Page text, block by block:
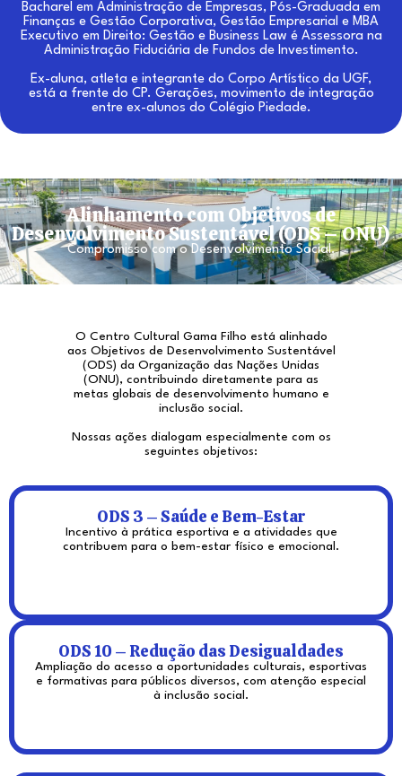
Bacharel em Administração de Empresas, Pós-Graduada em
Finanças e Gestão Corporativa, Gestão Empresarial e MBA
Executivo em Direito: Gestão e Business Law é Assessora na
Administração Fiduciária de Fundos de Investimento.
Ex-aluna, atleta e integrante do Corpo Artístico da UGF,
está a frente do CP. Gerações, movimento de integração
entre ex-alunos do Colégio Piedade.
Alinhamento com Objetivos de
Desenvolvimento Sustentável (ODS – ONU)
Compromisso com o Desenvolvimento Social.
O Centro Cultural Gama Filho está alinhado
aos Objetivos de Desenvolvimento Sustentável
(ODS) da Organização das Nações Unidas
(ONU), contribuindo diretamente para as
metas globais de desenvolvimento humano e
inclusão social.
Nossas ações dialogam especialmente com os
seguintes objetivos:
ODS 3 – Saúde e Bem-Estar
Incentivo à prática esportiva e a atividades que
contribuem para o bem-estar físico e emocional.
ODS 10 – Redução das Desigualdades
Ampliação do acesso a oportunidades culturais, esportivas
e formativas para públicos diversos, com atenção especial
à inclusão social.